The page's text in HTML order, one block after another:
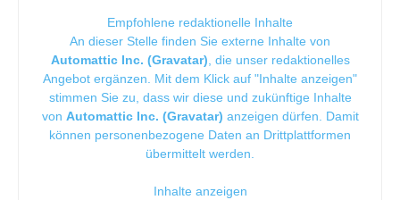
Empfohlene redaktionelle Inhalte
An dieser Stelle finden Sie externe Inhalte von
Automattic Inc. (Gravatar), die unser redaktionelles
Angebot ergänzen. Mit dem Klick auf "Inhalte anzeigen"
stimmen Sie zu, dass wir diese und zukünftige Inhalte
von Automattic Inc. (Gravatar) anzeigen dürfen. Damit
können personenbezogene Daten an Drittplattformen
übermittelt werden.
Inhalte anzeigen